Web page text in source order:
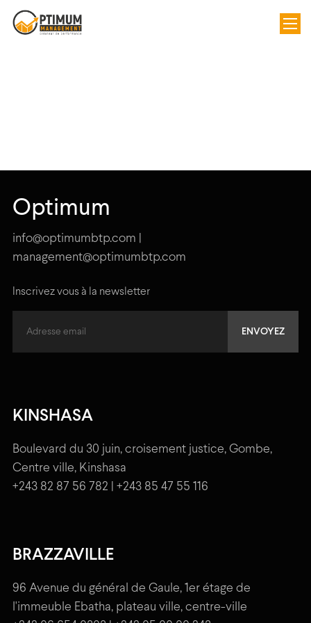
Optimum
info@optimumbtp.com |
management@optimumbtp.com
Inscrivez vous à la newsletter
KINSHASA
Boulevard du 30 juin, croisement justice, Gombe,
Centre ville, Kinshasa
+243 82 87 56 782 | +243 85 47 55 116
BRAZZAVILLE
96 Avenue du général de Gaule, 1er étage de
l'immeuble Ebatha, plateau ville, centre-ville